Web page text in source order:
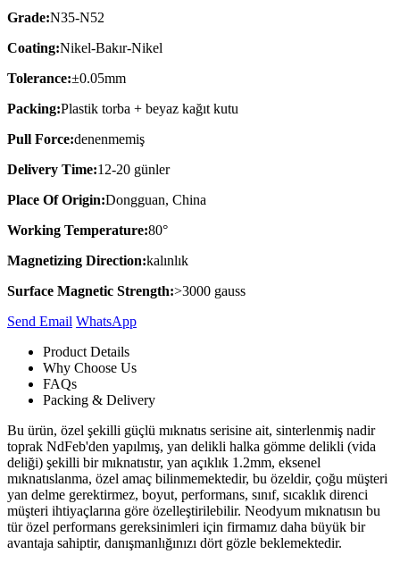
Grade:N35-N52
Coating:Nikel-Bakır-Nikel
Tolerance:±0.05mm
Packing:Plastik torba + beyaz kağıt kutu
Pull Force:denenmemiş
Delivery Time:12-20 günler
Place Of Origin:Dongguan, China
Working Temperature:80°
Magnetizing Direction:kalınlık
Surface Magnetic Strength:>3000 gauss
Send Email Whats​App
Product Details
Why Choose Us
FAQs
Packing & Delivery
Bu ürün, özel şekilli güçlü mıknatıs serisine ait, sinterlenmiş nadir
toprak NdFeb'den yapılmış, yan delikli halka gömme delikli (vida
deliği) şekilli bir mıknatıstır, yan açıklık 1.2mm, eksenel
mıknatıslanma, özel amaç bilinmemektedir, bu özeldir, çoğu müşteri
yan delme gerektirmez, boyut, performans, sınıf, sıcaklık direnci
müşteri ihtiyaçlarına göre özelleştirilebilir. Neodyum mıknatısın bu
tür özel performans gereksinimleri için firmamız daha büyük bir
avantaja sahiptir, danışmanlığınızı dört gözle beklemektedir.